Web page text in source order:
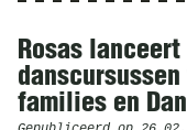
Rosas
families en